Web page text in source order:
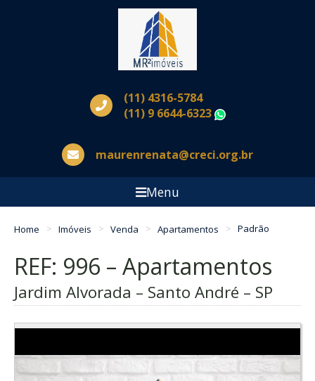
(11) 4316-5784
(11) 9 6644-6323
maurenrenata@creci.org.br
Menu
Home Imóveis Venda Apartamentos Padrão
REF: 996 – Apartamentos
Jardim Alvorada – Santo André – SP